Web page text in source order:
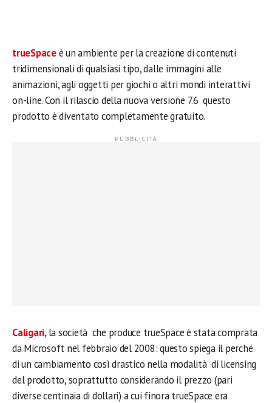
trueSpaceè un ambiente per la creazione di contenuti
tridimensionali di qualsiasi tipo, dalle immagini alle
animazioni, agli oggetti per giochi o altri mondi interattivi
on-line. Con il rilascio della nuova versione 7.6 questo
prodotto è diventato completamente gratuito.
Caligari, la società che produce trueSpace è stata comprata
da Microsoft nel febbraio del 2008: questo spiega il perché
di un cambiamento così drastico nella modalità di licensing
del prodotto, soprattutto considerando il prezzo (pari
diverse centinaia di dollari) a cui finora trueSpace era